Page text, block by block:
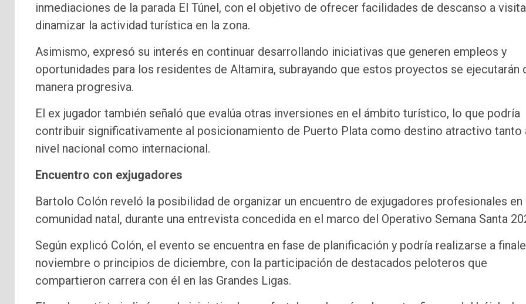
inmediaciones de la parada El Túnel, con el objetivo de ofrecer facilidades de descanso a
dinamizar la actividad turística en la zona.
Asimismo, expresó su interés en continuar desarrollando iniciativas que generen empleos y
oportunidades para los residentes de Altamira, subrayando que estos proyectos se ejecutarán
manera progresiva.
El ex jugador también señaló que evalúa otras inversiones en el ámbito turístico, lo que podría
contribuir significativamente al posicionamiento de Puerto Plata como destino atractivo tanto
nivel nacional como internacional.
Encuentro con exjugadores
Bartolo Colón reveló la posibilidad de organizar un encuentro de exjugadores profesionales en
comunidad natal, durante una entrevista concedida en el marco del Operativo Semana Santa
Según explicó Colón, el evento se encuentra en fase de planificación y podría realizarse a
noviembre o principios de diciembre, con la participación de destacados peloteros que
compartieron carrera con él en las Grandes Ligas.